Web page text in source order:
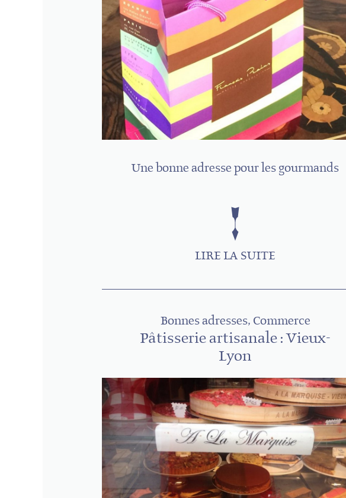
Une bonne adresse pour les gourmands
LIRE LA SUITE
Bonnes adresses, Commerce
Pâtisserie artisanale : Vieux-
Lyon